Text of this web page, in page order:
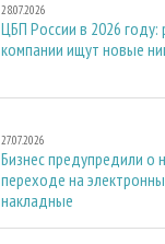
28.07.2026
ЦБП России в 2026 году:
компании ищут новые
27.07.2026
Бизнес предупредили о
переходе на
накладные